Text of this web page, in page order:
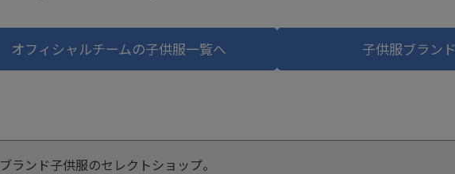
オフィシャルチームの子供服一覧へ 子供服ブラン
ブランド子供服のセレクトショップ。